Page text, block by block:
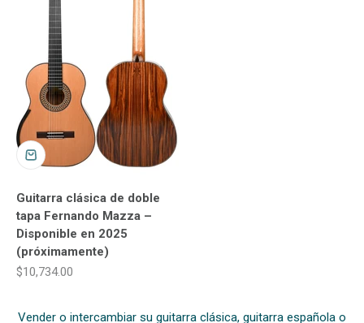
Guitarra clásica de doble
tapa Fernando Mazza –
Disponible en 2025
(próximamente)
Precio de oferta
$10,734.00